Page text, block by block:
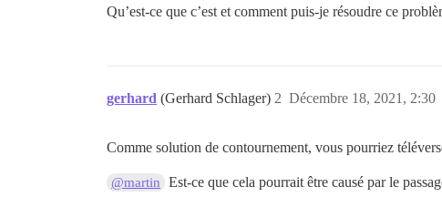
Qu’est-ce que c’est et comment puis-je résoudre ce
gerhard (Gerhard Schlager) Décembre 18, 2021, 2:30
2
Comme solution de contournement, vous pourriez
@martin Est-ce que cela pourrait être causé par le